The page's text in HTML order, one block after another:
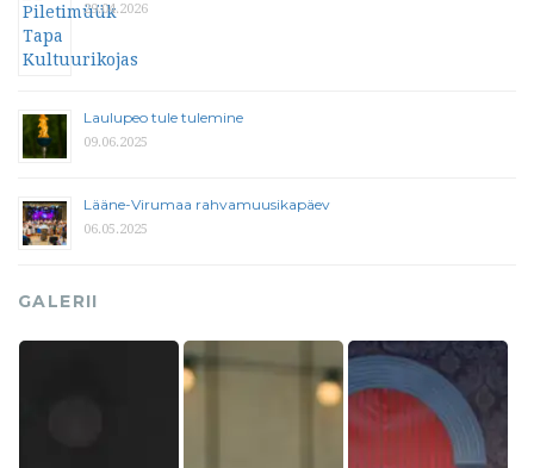
29.04.2026
Laulupeo tule tulemine
09.06.2025
Lääne-Virumaa rahvamuusikapäev
06.05.2025
GALERII